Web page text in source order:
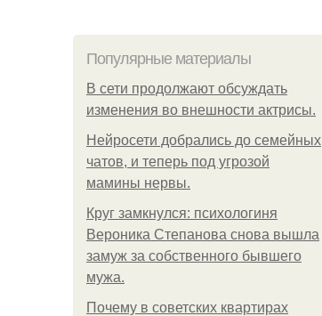
Популярные материалы
В сети продолжают обсуждать
изменения во внешности актрисы.
Нейросети добрались до семейных
чатов, и теперь под угрозой
мамины нервы.
Круг замкнулся: психологиня
Вероника Степанова снова вышла
замуж за собственного бывшего
мужа.
Почему в советских квартирах